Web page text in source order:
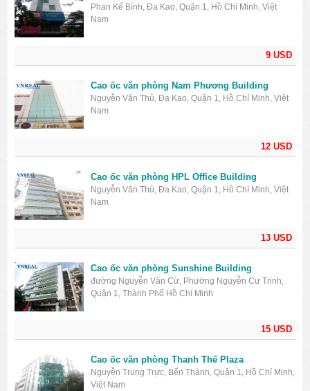
9 USD
Phan Kế Bính, Đa Kao, Quận 1, Hồ Chí Minh, Việt
Nam
12 USD
Cao ốc văn phòng Nam Phương Building
Nguyễn Văn Thủ, Đa Kao, Quận 1, Hồ Chí Minh, Việt
Nam
13 USD
Cao ốc văn phòng HPL Office Building
Nguyễn Văn Thủ, Đa Kao, Quận 1, Hồ Chí Minh, Việt
Nam
15 USD
Cao ốc văn phòng Sunshine Building
đường Nguyễn Văn Cừ, Phường Nguyễn Cư Trinh,
Quận 1, Thành Phố Hồ Chí Minh
Cao ốc văn phòng Thanh Thế Plaza
Nguyễn Trung Trực, Bến Thành, Quận 1, Hồ Chí Minh,
Việt Nam